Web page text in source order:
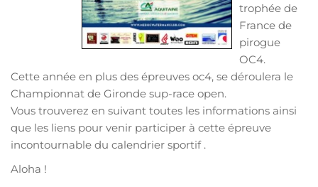
trophée de
France de
pirogue
OC4.
Cette année en plus des épreuves oc4, se déroulera le
Championnat de Gironde sup-race open.
Vous trouverez en suivant toutes les informations ainsi
que les liens pour venir participer à cette épreuve
incontournable du calendrier sportif .
Aloha !